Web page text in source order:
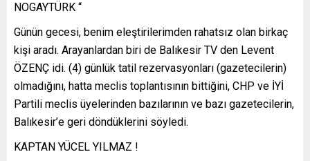
NOGAYTÜRK “
Günün gecesi, benim eleştirilerimden rahatsız olan birkaç
kişi aradı. Arayanlardan biri de Balıkesir TV den Levent
ÖZENÇ idi. (4) günlük tatil rezervasyonları (gazetecilerin)
olmadığını, hatta meclis toplantısının bittiğini, CHP ve İYİ
Partili meclis üyelerinden bazılarının ve bazı gazetecilerin,
Balıkesir’e geri döndüklerini söyledi.
KAPTAN YÜCEL YILMAZ !